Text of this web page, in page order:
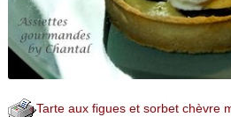
Tarte aux figues et sorbet chèvre